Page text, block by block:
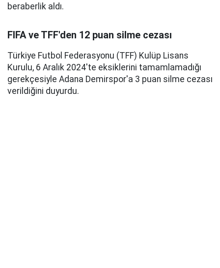
beraberlik aldı.
FIFA ve TFF'den 12 puan silme cezası
Türkiye Futbol Federasyonu (TFF) Kulüp Lisans
Kurulu, 6 Aralık 2024'te eksiklerini tamamlamadığı
gerekçesiyle Adana Demirspor'a 3 puan silme cezası
verildiğini duyurdu.